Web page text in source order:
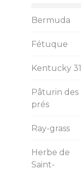
Bermuda
Fétuque
Kentucky 31
Pâturin des
prés
Ray-grass
Herbe de
Saint-